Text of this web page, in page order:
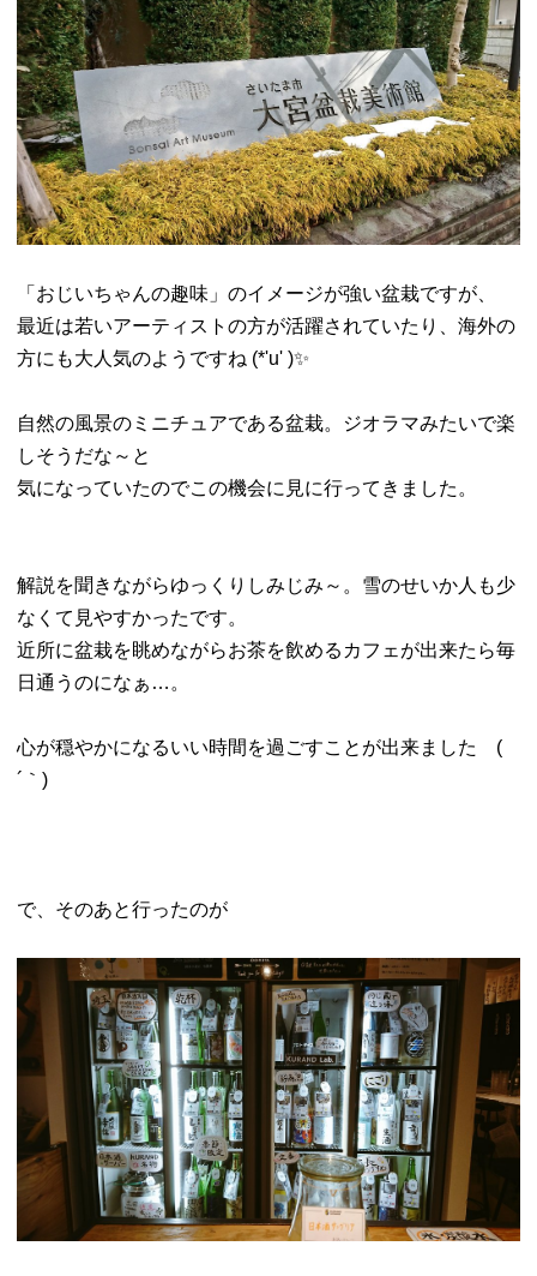
「おじいちゃんの趣味」のイメージが強い盆栽ですが、
最近は若いアーティストの方が活躍されていたり、海外の
方にも大人気のようですね (*'u' )✨
自然の風景のミニチュアである盆栽。ジオラマみたいで楽
しそうだな～と
気になっていたのでこの機会に見に行ってきました。
解説を聞きながらゆっくりしみじみ～。雪のせいか人も少
なくて見やすかったです。
近所に盆栽を眺めながらお茶を飲めるカフェが出来たら毎
日通うのになぁ…。
心が穏やかになるいい時間を過ごすことが出来ました (
´｀)
で、そのあと行ったのが